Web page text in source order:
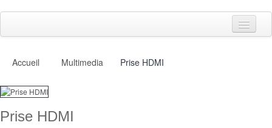
Interrupteurs
Variateurs
Va et Vients
Accueil Multimedia Prise HDMI
Prise HDMI